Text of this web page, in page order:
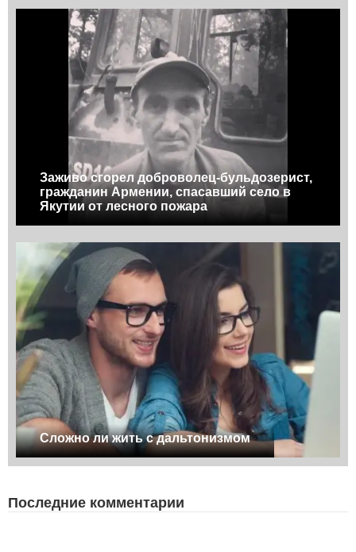
Заживо сгорел доброволец-бульдозерист,
гражданин Армении, спасавший село в
Якутии от лесного пожара
Сложно ли жить с дальтонизмом
Последние комментарии